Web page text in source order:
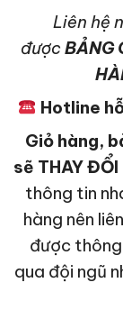
Liên hệ
được BẢNG
Hotline
Giỏ hàng,
sẽ THAY ĐỔI
thông tin
hàng nên
được
qua đội ngũ